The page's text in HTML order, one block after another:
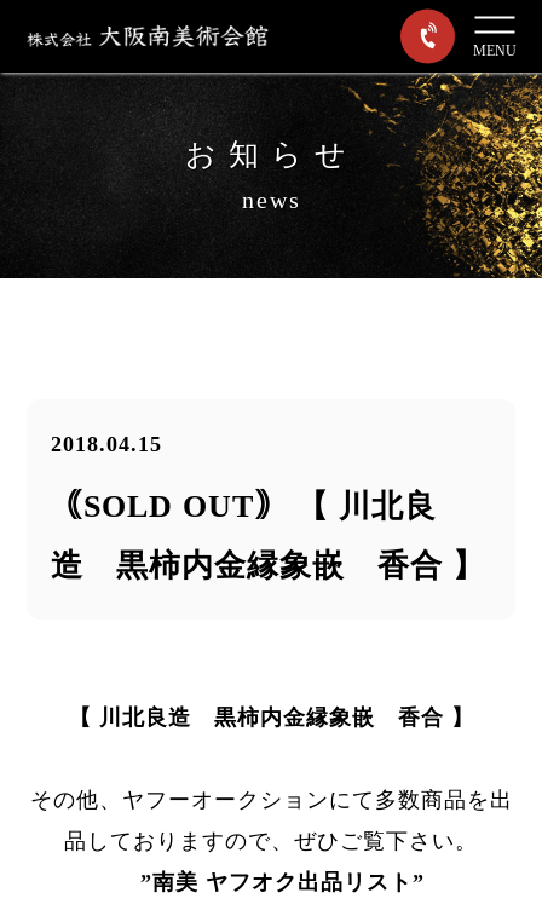
MENU
お知らせ
news
2018.04.15
｟SOLD OUT｠ 【 川北良
造 黒柿内金縁象嵌 香合 】
【 川北良造 黒柿内金縁象嵌 香合 】
その他、ヤフーオークションにて多数商品を出
品しておりますので、ぜひご覧下さい。
”南美 ヤフオク出品リスト ”